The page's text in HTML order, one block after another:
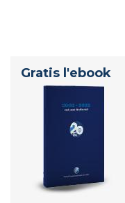
Gratis l'ebook